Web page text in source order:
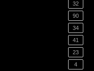
32
90
34
41
23
4